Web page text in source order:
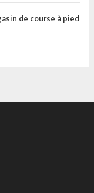
de course à pied